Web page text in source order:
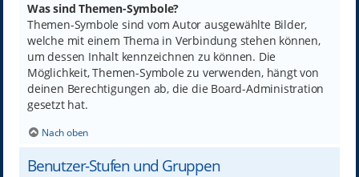
Was sind Themen-Symbole?
Themen-Symbole sind vom Autor ausgewählte Bilder,
welche mit einem Thema in Verbindung stehen können,
um dessen Inhalt kennzeichnen zu können. Die
Möglichkeit, Themen-Symbole zu verwenden, hängt von
deinen Berechtigungen ab, die die Board-Administration
gesetzt hat.
Nach oben
Benutzer-Stufen und Gruppen